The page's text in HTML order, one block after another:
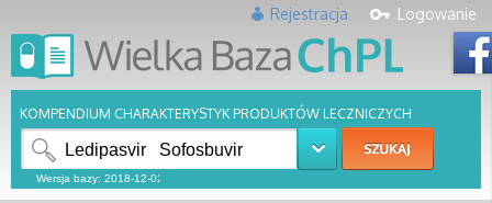
Logowanie
Rejestracja
KOMPENDIUM CHARAKTERYSTYK PRODUKTÓW LECZNICZYCH